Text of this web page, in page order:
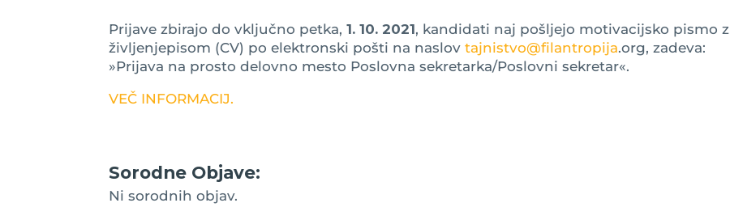
Prijave zbirajo do vključno petka, 1. 10. 2021, kandidati naj pošljejo motivacijsko pismo z
življenjepisom (CV) po elektronski pošti na naslovtajnistvo@filantropija.org, zadeva:
»Prijava na prosto delovno mesto Poslovna sekretarka/Poslovni sekretar«.
VEČ INFORMACIJ.
Sorodne Objave:
Ni sorodnih objav.